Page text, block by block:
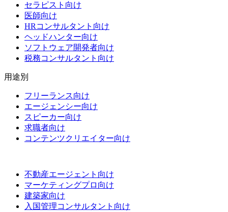
セラピスト向け
医師向け
HRコンサルタント向け
ヘッドハンター向け
ソフトウェア開発者向け
税務コンサルタント向け
用途別
フリーランス向け
エージェンシー向け
スピーカー向け
求職者向け
コンテンツクリエイター向け
不動産エージェント向け
マーケティングプロ向け
建築家向け
入国管理コンサルタント向け